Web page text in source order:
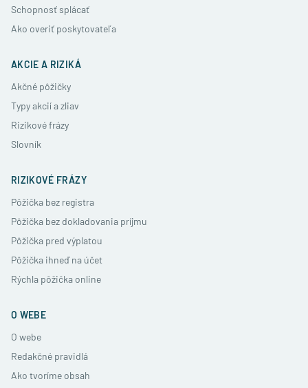
Schopnosť splácať
Ako overiť poskytovateľa
AKCIE A RIZIKÁ
Akčné pôžičky
Typy akcií a zliav
Rizikové frázy
Slovník
RIZIKOVÉ FRÁZY
Pôžička bez registra
Pôžička bez dokladovania príjmu
Pôžička pred výplatou
Pôžička ihneď na účet
Rýchla pôžička online
O WEBE
O webe
Redakčné pravidlá
Ako tvoríme obsah